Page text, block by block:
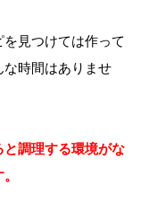
見つけては作って
時間はありませ
調理する環境がな